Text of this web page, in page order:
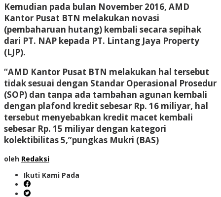
Kemudian pada bulan November 2016, AMD
Kantor Pusat BTN melakukan novasi
(pembaharuan hutang) kembali secara sepihak
dari PT. NAP kepada PT. Lintang Jaya Property
(LJP).
“AMD Kantor Pusat BTN melakukan hal tersebut
tidak sesuai dengan Standar Operasional Prosedur
(SOP) dan tanpa ada tambahan agunan kembali
dengan plafond kredit sebesar Rp. 16 miliyar, hal
tersebut menyebabkan kredit macet kembali
sebesar Rp. 15 miliyar dengan kategori
kolektibilitas 5,”pungkas Mukri (BAS)
oleh Redaksi
Ikuti Kami Pada